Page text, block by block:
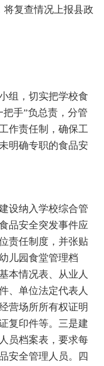
将复查情况上报县政
，切实把学校食
手”负总责，分管
作责任制，确保工
明确专职的食品安
纳入学校综合管
品安全突发事件应
责任制度，并张贴
儿园食堂管理档
本情况表、从业人
、单位法定代表人
营场所所有权证明
复印件等。三是建
员档案表，要求每
安全管理人员。四